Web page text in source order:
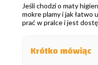
Jeśli chodzi o maty
mokre plamy i jak łatwo
prać w pralce i jest
Krótko mówiąc